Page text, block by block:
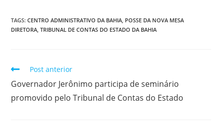
TAGS:CENTRO ADMINISTRATIVO DA BAHIA, POSSE DA NOVA MESA
DIRETORA, TRIBUNAL DE CONTAS DO ESTADO DA BAHIA
Post anterior
Governador Jerônimo participa de seminário
promovido pelo Tribunal de Contas do Estado